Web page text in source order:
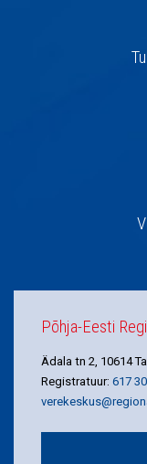
Põhja-Eesti
Ädala tn 2, 10614
Registratuur: 617